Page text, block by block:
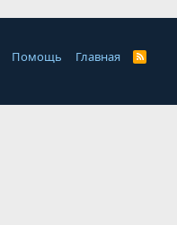
Помощь Главная